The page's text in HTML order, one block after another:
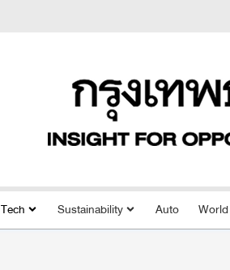
Tech Sustainability Auto World